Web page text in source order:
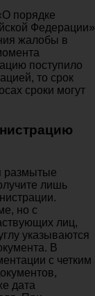
порядке
Федерации»
жалобы в
поступило
то срок
сроки могут
размытые
лишь
но с
лиц,
указываются
В
с четким
дата